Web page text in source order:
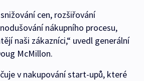
cen, rozšiřování
nákupního procesu,
naši zákazníci,“ uvedl generální
McMillon.
v nakupování start-upů, které